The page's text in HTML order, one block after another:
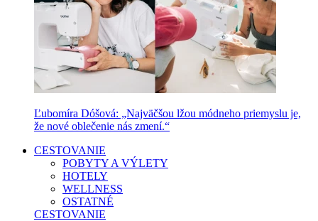
Ľubomíra Dóšová: „Najväčšou lžou módneho priemyslu je,
že nové oblečenie nás zmení.“
CESTOVANIE
POBYTY A VÝLETY
HOTELY
WELLNESS
OSTATNÉ
CESTOVANIE